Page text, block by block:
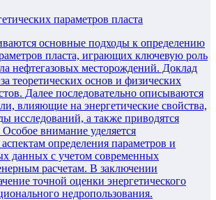
параметров пласта
основные подходы к определению
пласта, играющих ключевую роль
нефтегазовых месторождений. Доклад
теоретических основ и физических
Далее последовательно описываются
влияющие на энергетические свойства,
исследований, а также приводятся
внимание уделяется
определения параметров и
данных с учетом современных
расчетам. В заключении
точной оценки энергетического
недропользования.